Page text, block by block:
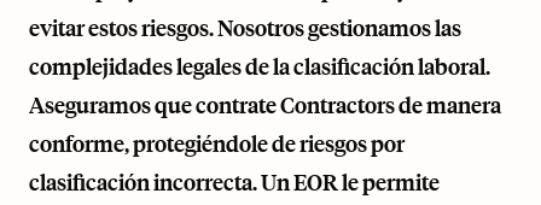
evitar estos riesgos. Nosotros gestionamos las
complejidades legales de la clasificación laboral.
Aseguramos que contrate Contractors de manera
conforme, protegiéndole de riesgos por
clasificación incorrecta. Un EOR le permite